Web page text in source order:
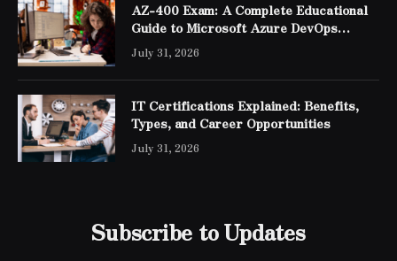
AZ-400 Exam: A Complete Educational
Guide to Microsoft Azure DevOps
Engineer Expert Certification
July 31, 2026
IT Certifications Explained: Benefits,
Types, and Career Opportunities
July 31, 2026
Subscribe to Updates